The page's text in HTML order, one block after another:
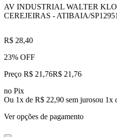
AV INDUSTRIAL WALTER
CEREJEIRAS - ATIBAIA/SP
R$ 28,40
23% OFF
Preço R$ 21,76R$ 21 ,76
no Pix
Ou 1x de R$ 22,90 sem jurosou 1x
Ver opções de pagamento